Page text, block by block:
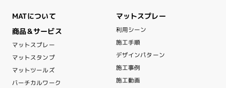
MATについて
商品＆サービス
マットスプレー
マットスタンプ
マットツールズ
バーチカルワーク
マットスプレー
利用シーン
施工手順
デザインパターン
施工事例
施工動画